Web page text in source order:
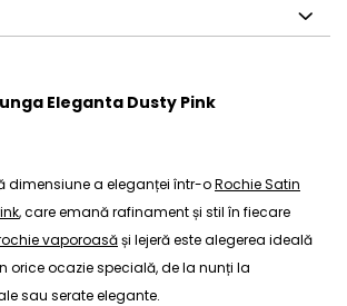
Eleganta Dusty Pink
dimensiune a eleganței într-oRochie Satin
, care emană rafinament și stil în fiecare
vaporoasăși lejeră este alegerea ideală
orice ocazie specială, de la nunți la
sau serate elegante.